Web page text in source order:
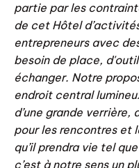
partie par les
de cet Hôtel
entrepreneurs avec
besoin de place,
échanger. Notre
endroit central
d’une grande
pour les rencontres et
qu’il prendra vie tel
c’est à notre sens un